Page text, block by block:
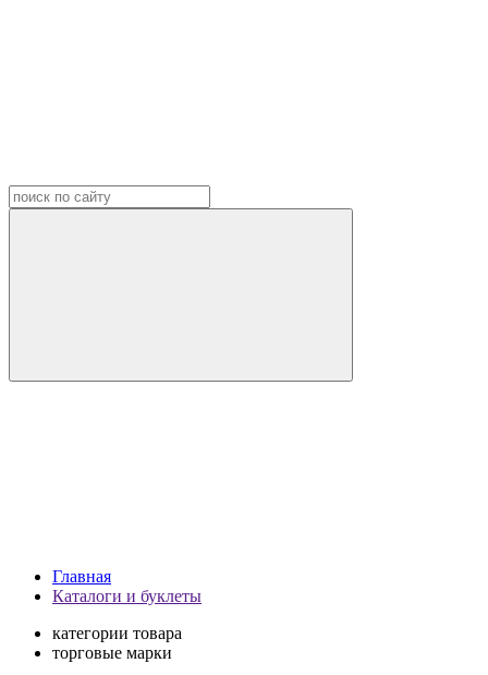
Главная
Каталоги и буклеты
категории товара
торговые марки